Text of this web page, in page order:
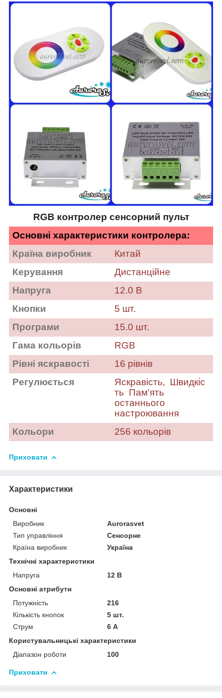
RGB контролер сенсорний пульт
Основні характеристики контролера:
Країна виробник
Китай
Керування
Дистанційне
Напруга
12.0 В
Кнопки
5 шт.
Програми
15.0 шт.
Гама кольорів
RGB
Рівні яскравості
16 рівнів
Регулюється
Яскравість, Швидкіс
ть Пам'ять
останнього
настроювання
Кольори
256 кольорів
Приховати
Характеристики
Основні
Виробник
Аurorasvet
Тип управління
Сенсорне
Країна виробник
Україна
Технічні характеристики
Напруга
12 В
Основні атрибути
Потужність
216
Кількість кнопок
5 шт.
Струм
6 А
Користувальницькі характеристики
Діапазон роботи
100
Приховати